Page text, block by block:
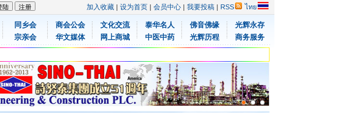
加入收藏 | 设为首页 | 会员中心 | 我要投稿 | RSS ไทย
同乡会
宗亲会
商会公会
华文媒体
文化交流
网上商城
泰华名人
中医中药
佛音佛缘
光辉历程
光辉永存
商务服务
童防飞沫口罩
童防飞沫口罩